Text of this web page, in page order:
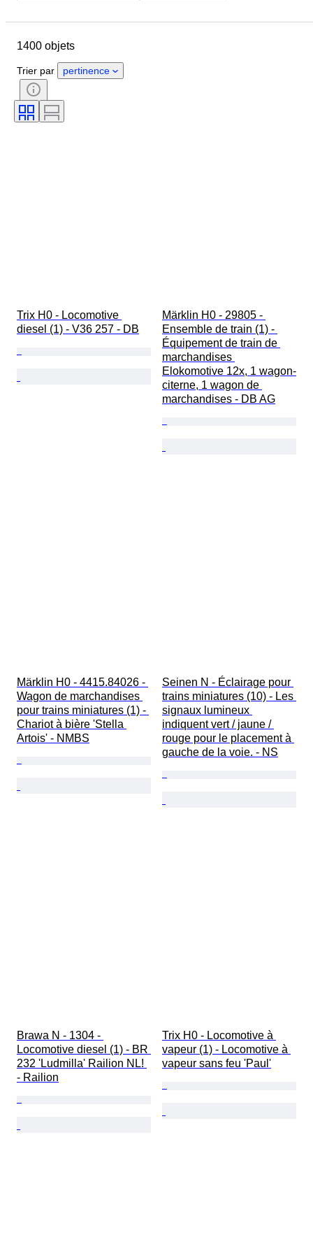
Pays d’origine
Suppléments
Couleur
Commande
Compagnie ferroviaire
1400 objets
Trier par pertinence
Trix H0 - Locomotive
diesel (1) - V36 257 - DB
Märklin H0 - 29805 -
Ensemble de train (1) -
Équipement de train de
marchandises
Elokomotive 12x, 1 wagon-
citerne, 1 wagon de
marchandises - DB AG
Märklin H0 - 4415.84026 -
Wagon de marchandises
pour trains miniatures (1) -
Chariot à bière 'Stella
Artois' - NMBS
Seinen N - Éclairage pour
trains miniatures (10) - Les
signaux lumineux
indiquent vert / jaune /
rouge pour le placement à
gauche de la voie. - NS
Brawa N - 1304 -
Locomotive diesel (1) - BR
232 'Ludmilla' Railion NL!
- Railion
Trix H0 - Locomotive à
vapeur (1) - Locomotive à
vapeur sans feu 'Paul'